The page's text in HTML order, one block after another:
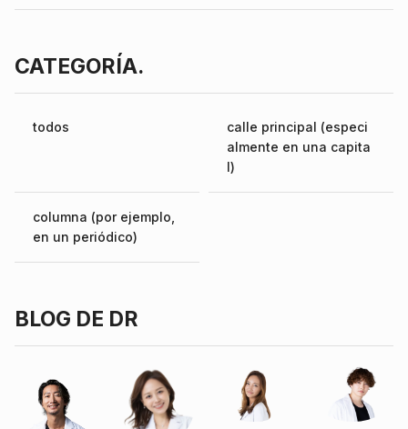
CATEGORÍA.
todos
calle principal (especi
almente en una capita
l)
columna (por ejemplo,
en un periódico)
BLOG DE DR